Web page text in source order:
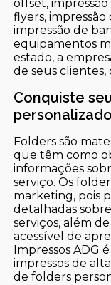
offset,
flyers,
impressão de
equipamentos
estado, a
de seus
Conquiste
Folders são
que têm como
informações
serviço. Os
marketing, pois
detalhadas
serviços, além
acessível de
Impressos ADG
impressos de
de folders